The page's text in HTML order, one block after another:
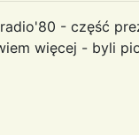
- część
więcej - byli